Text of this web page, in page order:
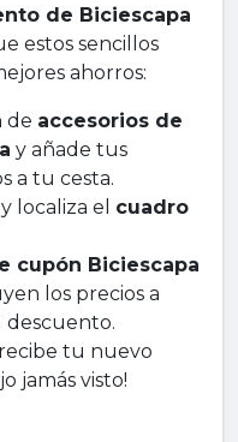
de Biciescapa
estos sencillos
ahorros:
de accesorios de
y añade tus
a tu cesta.
localiza el cuadro
cupón Biciescapa
los precios a
descuento.
tu nuevo
jamás visto!